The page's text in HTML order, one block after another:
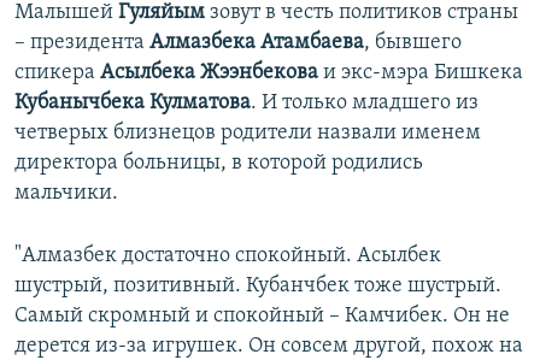
Малышей Гуляйым зовут в честь политиков страны
– президента Алмазбека Атамбаева, бывшего
спикера Асылбека Жээнбекова и экс-мэра Бишкека
Кубанычбека Кулматова. И только младшего из
четверых близнецов родители назвали именем
директора больницы, в которой родились
мальчики.
"Алмазбек достаточно спокойный. Асылбек
шустрый, позитивный. Кубанчбек тоже шустрый.
Самый скромный и спокойный – Камчибек. Он не
дерется из-за игрушек. Он совсем другой, похож на